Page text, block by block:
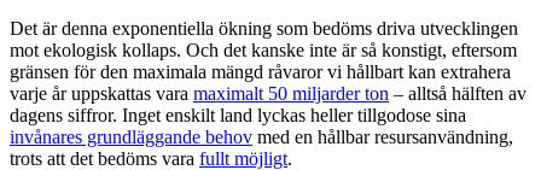
Det är denna exponentiella ökning som bedöms driva utvecklingen
mot ekologisk kollaps. Och det kanske inte är så konstigt, eftersom
gränsen för den maximala mängd råvaror vi hållbart kan extrahera
varje år uppskattas vara maximalt 50 miljarder ton – alltså hälften av
dagens siffror. Inget enskilt land lyckas heller tillgodose sina
invånares grundläggande behov med en hållbar resursanvändning,
trots att det bedöms vara fullt möjligt.